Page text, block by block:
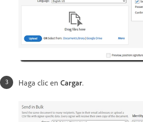
Haga clic en Cargar.